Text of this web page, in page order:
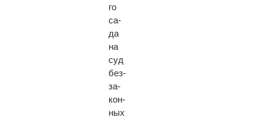
го
са­
да
на
суд
без­
за­
кон­
ных